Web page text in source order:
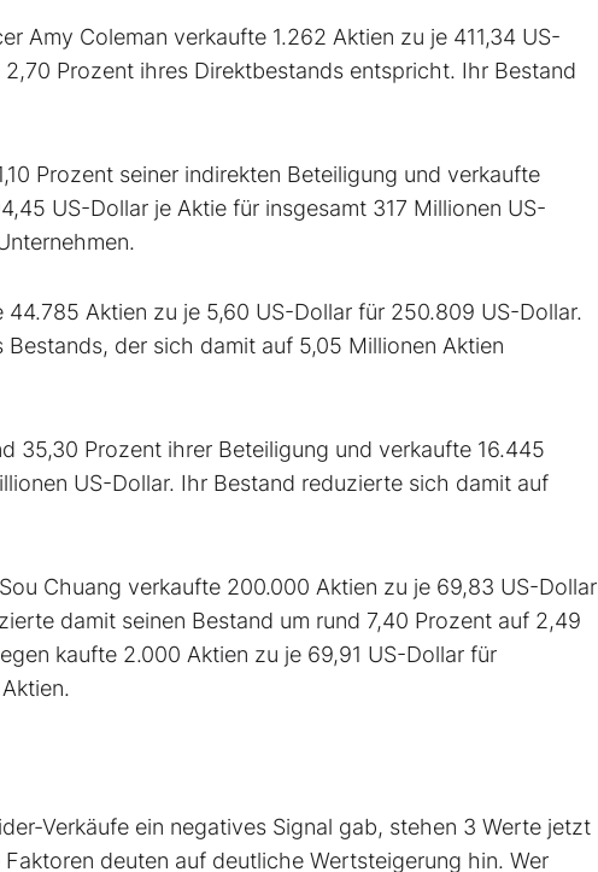
Amy Coleman verkaufte 1.262 Aktien zu je 411,34 US-
Prozent ihres Direktbestands entspricht. Ihr Bestand
Prozent seiner indirekten Beteiligung und verkaufte
US-Dollar je Aktie für insgesamt 317 Millionen US-
Aktien zu je 5,60 US-Dollar für 250.809 US-Dollar.
der sich damit auf 5,05 Millionen Aktien
35,30 Prozent ihrer Beteiligung und verkaufte 16.445
US-Dollar. Ihr Bestand reduzierte sich damit auf
Chuang verkaufte 200.000 Aktien zu je 69,83 US-Dollar
damit seinen Bestand um rund 7,40 Prozent auf 2,49
kaufte 2.000 Aktien zu je 69,91 US-Dollar für
Verkäufe ein negatives Signal gab, stehen 3 Werte jetzt
deuten auf deutliche Wertsteigerung hin. Wer